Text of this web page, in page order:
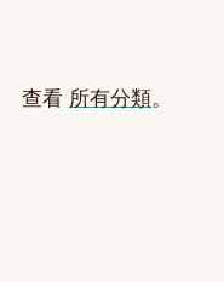
查看 所有分類。